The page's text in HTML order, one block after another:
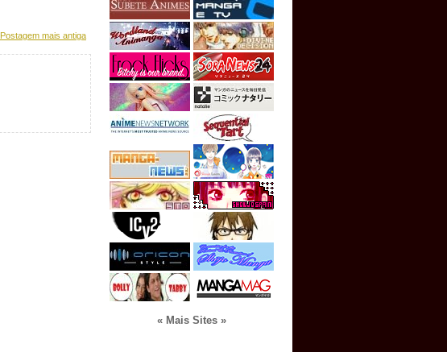
Postagem mais antiga
« Mais Sites »